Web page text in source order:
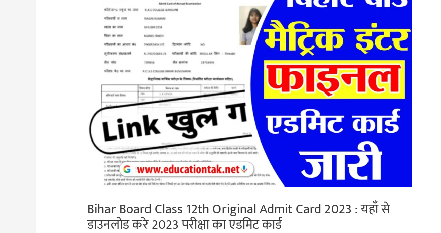
Bihar Board Class 12th Original Admit Card 2023 : यहाँ से
डाउनलोड करे 2023 परीक्षा का एडमिट कार्ड